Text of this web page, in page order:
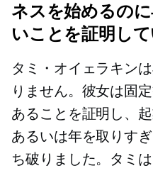
ネスを始めるの
いことを証明し
タミ・オイェラキン
りません。彼女は固
あることを証明し、
あるいは年を取りす
ち破りました。タミは